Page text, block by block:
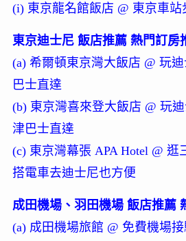
(i) 東京龍名館飯店 @ 東京車站
東京迪士尼 飯店推薦 熱門訂房
(a) 希爾頓東京灣大飯店 @ 玩
巴士直達
(b) 東京灣喜來登大飯店 @ 玩
津巴士直達
(c) 東京灣幕張 APA Hotel @ 逛
搭電車去迪士尼也方便
成田機場、羽田機場 飯店推薦
(a) 成田機場旅館 @ 免費機場